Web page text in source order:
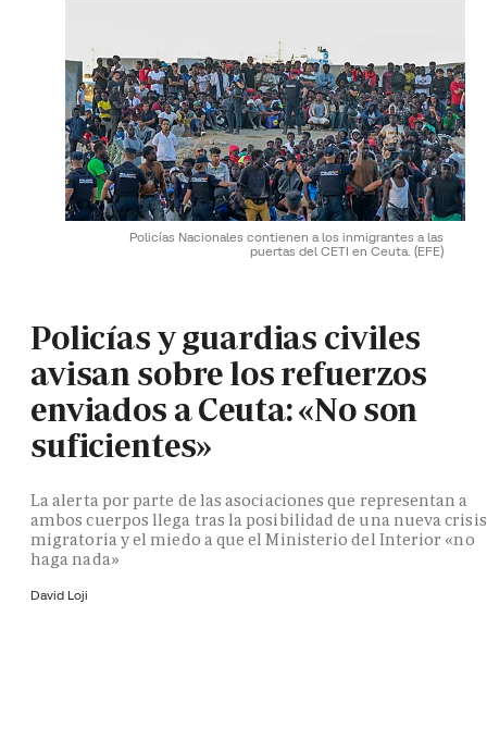
Policías Nacionales contienen a los inmigrantes a las
puertas del CETI en Ceuta. (EFE)
Policías y guardias civiles
avisan sobre los refuerzos
enviados a Ceuta: «No son
suficientes»
La alerta por parte de las asociaciones que representan a
ambos cuerpos llega tras la posibilidad de una nueva crisis
migratoria y el miedo a que el Ministerio del Interior «no
haga nada»
David Loji